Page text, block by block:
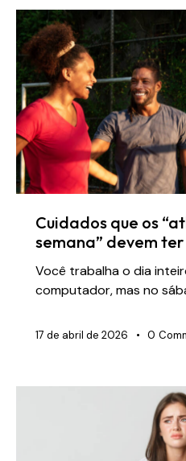
Cuidados que os
semana” devem
Você trabalha o dia
computador, mas no
17 de abril de 2026 0